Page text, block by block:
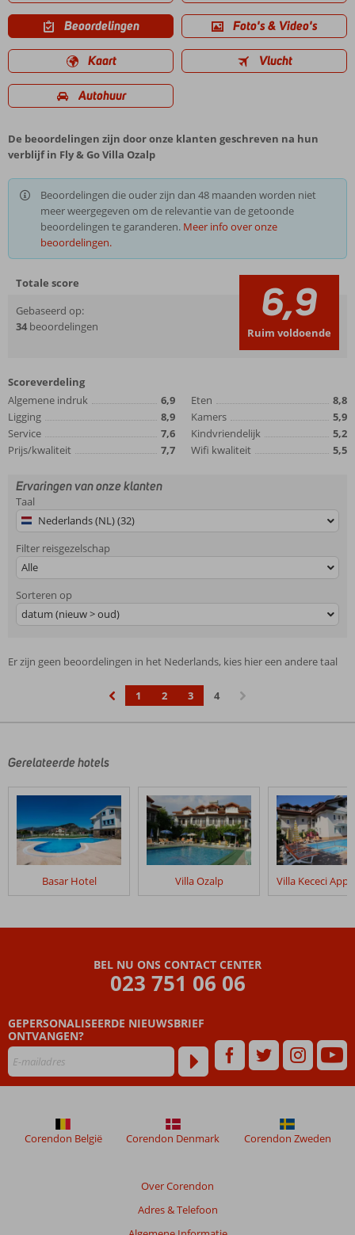
Beoordelingen Foto's & Video's
Kaart Vlucht
Autohuur
De beoordelingen zijn door onze klanten geschreven na hun
verblijf in Fly & Go Villa Ozalp
Beoordelingen die ouder zijn dan 48 maanden worden niet
meer weergegeven om de relevantie van de getoonde
beoordelingen te garanderen. Meer info over onze
beoordelingen.
Totale score
Gebaseerd op:
34 beoordelingen 6,9
Ruim voldoende
Scoreverdeling
Algemene indruk
6,9
Ligging
8,9
Service
7,6
Prijs/kwaliteit
7,7
Eten
8,8
Kamers
5,9
Kindvriendelijk
5,2
Wifi kwaliteit
5,5
Ervaringen van onze klanten
Taal
Nederlands (NL) (32)
Filter reisgezelschap
Alle
Sorteren op
datum (nieuw > oud)
Er zijn geen beoordelingen in het Nederlands, kies hier een andere taal
1 2 3
4
Gerelateerde hotels
Basar Hotel Villa Ozalp
BEL NU ONS CONTACT CENTER
023 751 06 06
GEPERSONALISEERDE NIEUWSBRIEF
ONTVANGEN?
Over Corendon
Adres & Telefoon
Corendon België Corendon Denmark Corendon Zweden